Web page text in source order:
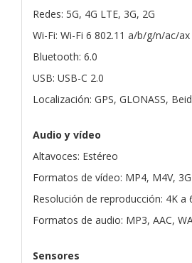
Redes: 5G, 4G LTE, 3G, 2G
Wi-Fi: Wi-Fi 6 802.11 a/b/g/n/ac/ax
Bluetooth: 6.0
USB: USB-C 2.0
Localización: GPS, GLONASS,
Audio y vídeo
Altavoces: Estéreo
Formatos de vídeo: MP4, M4V,
Resolución de reproducción: 4K a
Formatos de audio: MP3, AAC,
Sensores